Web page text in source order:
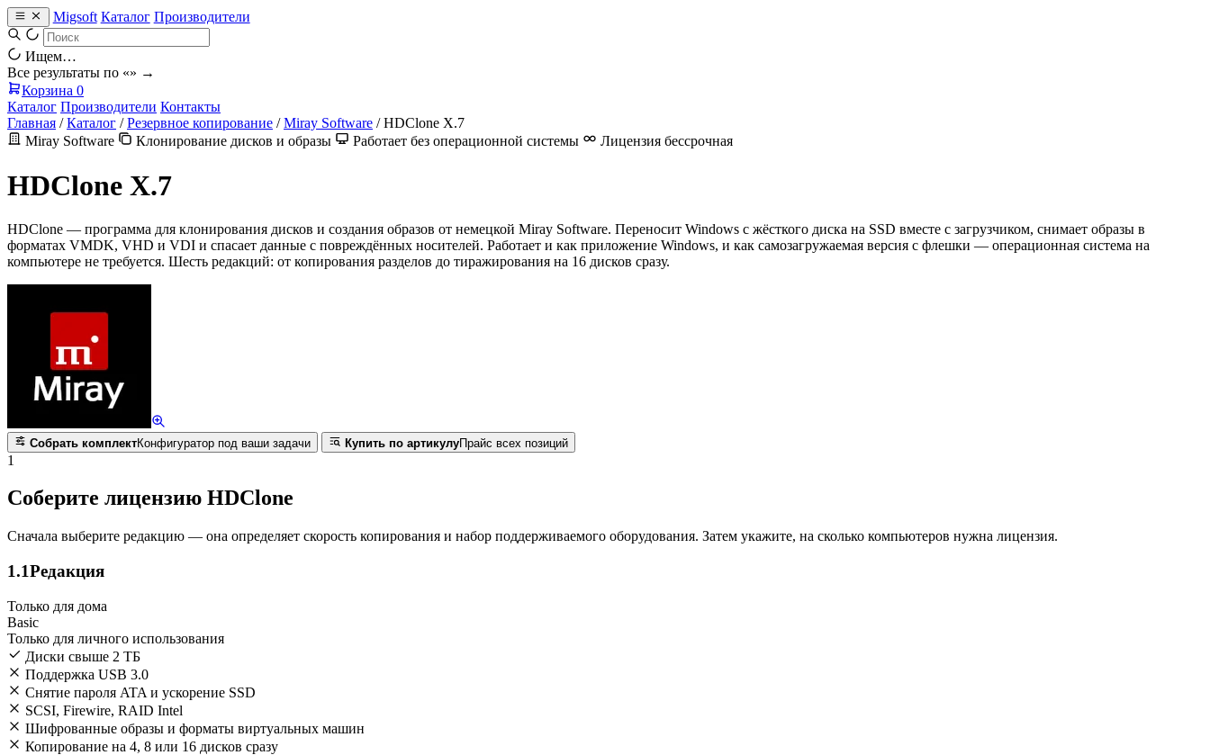
Migsoft Каталог Производители
Ищем…
Все результаты по «» →
Корзина 0
Каталог Производители Контакты
Главная / Каталог / Резервное копирование / Miray Software / HDClone X.7
Miray Software
Клонирование дисков и образы Работает без операционной системы Лицензия бессрочная
HDClone X.7
HDClone — программа для клонирования дисков и создания образов от немецкой Miray Software. Переносит Windows с жёсткого диска на SSD вместе с загрузчиком, снимает образы в
форматах VMDK, VHD и VDI и спасает данные с повреждённых носителей. Работает и как приложение Windows, и как самозагружаемая версия с флешки — операционная система на
компьютере не требуется. Шесть редакций: от копирования разделов до тиражирования на 16 дисков сразу.
Собрать комплектКонфигуратор под ваши задачи Купить по артикулуПрайс всех позиций
1
Соберите лицензию HDClone
Сначала выберите редакцию — она определяет скорость копирования и набор поддерживаемого оборудования. Затем укажите, на сколько компьютеров нужна лицензия.
1.1Редакция
Только для дома
Basic
Только для личного использования
Диски свыше 2 ТБ
Поддержка USB 3.0
Снятие пароля ATA и ускорение SSD
SCSI, Firewire, RAID Intel
Шифрованные образы и форматы виртуальных машин
Копирование на 4, 8 или 16 дисков сразу